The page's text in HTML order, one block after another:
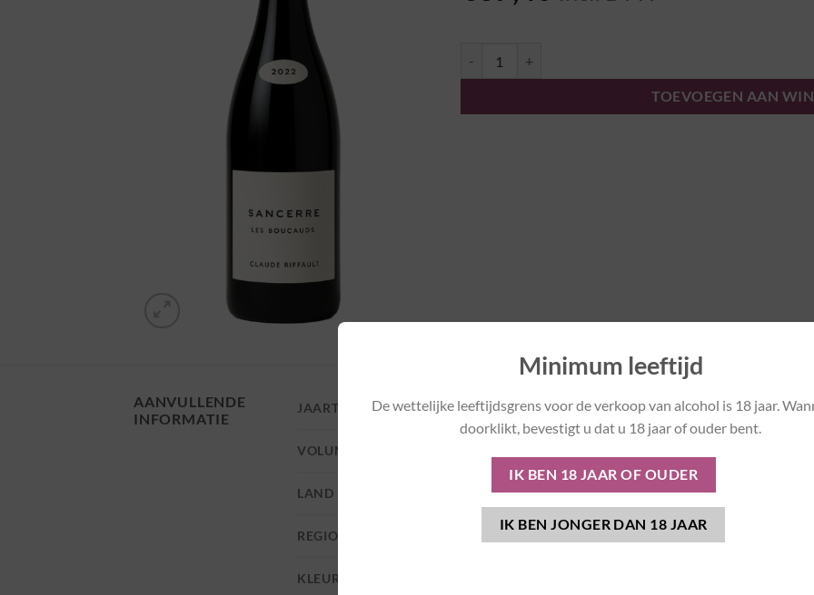
TOEVOEGEN AAN
AANVULLENDE
INFORMATIE
JAARTAL 2022
VOLUME
LAND
REGIO
KLEUR
Minimum leeftijd
De wettelijke leeftijdsgrens voor de verkoop van alcohol is 18 jaar.
doorklikt, bevestigt u dat u 18 jaar of ouder bent.